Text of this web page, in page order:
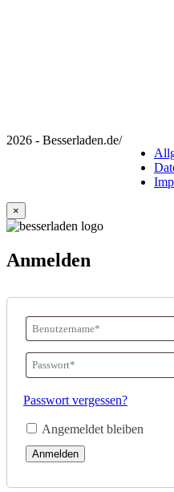
2026 - Besserladen.de/
×
Anmelden
Benutzername
oder
E-
Mail-
Adresse*
Erforderlich
Passwort*
Passwort vergessen?
Angemeldet bleiben
Anmelden